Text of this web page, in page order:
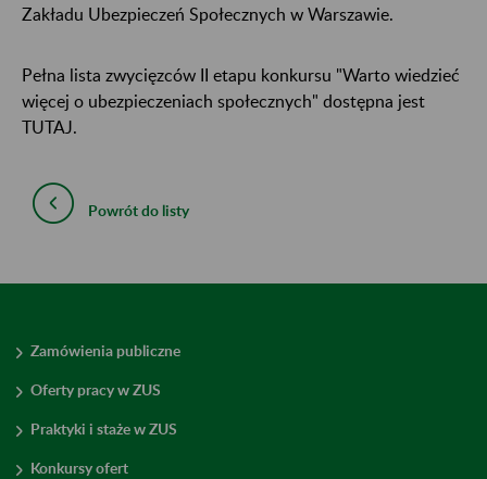
Zakładu Ubezpieczeń Społecznych w Warszawie.
Pełna lista zwycięzców II etapu konkursu "Warto wiedzieć
więcej o ubezpieczeniach społecznych" dostępna jest
TUTAJ.
Powrót do listy
Zamówienia publiczne
Oferty pracy w ZUS
Praktyki i staże w ZUS
Konkursy ofert